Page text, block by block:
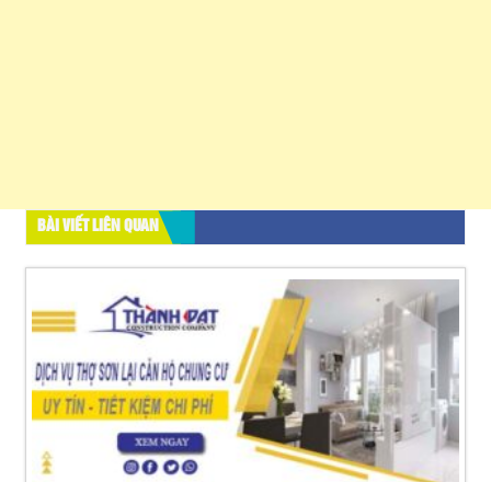
BÀI VIẾT LIÊN QUAN